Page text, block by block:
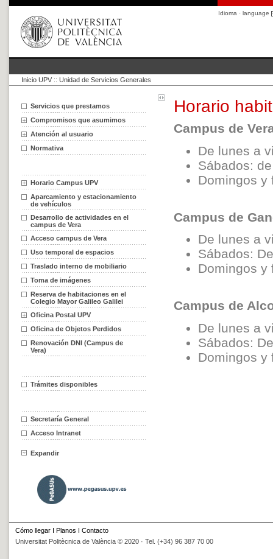
Idioma · language
Inicio UPV :: Unidad de Servicios Generales
Servicios que prestamos
Compromisos que asumimos
Atención al usuario
Normativa
Horario Campus UPV
Aparcamiento y estacionamiento
de vehículos
Desarrollo de actividades en el
campus de Vera
Acceso campus de Vera
Uso temporal de espacios
Traslado interno de mobiliario
Toma de imágenes
Reserva de habitaciones en el
Colegio Mayor Galileo Galilei
Oficina Postal UPV
Oficina de Objetos Perdidos
Renovación DNI (Campus de
Vera)
Trámites disponibles
Secretaría General
Acceso Intranet
Expandir
Horario
Campus de
De lunes a
Sábados:
Domingos y
Campus de
De lunes a
Sábados:
Domingos y
Campus de
De lunes a
Sábados:
Domingos y
Cómo llegar I Planos I Contacto
Universitat Politècnica de València © 2020 · Tel. (+34) 96 387 70 00